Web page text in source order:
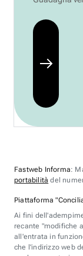
Fastweb Informa:
portabilità del
Piattaforma
Ai fini
recante "modifiche
all'entrata in
che l'indirizzo web